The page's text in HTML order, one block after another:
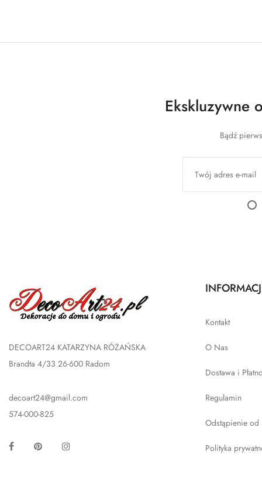
Ekskluzywne
Bądź
DECOART24 KATARZYNA RÓŻAŃSKA
Brandta 4/33 26-600 Radom
decoart24@gmail.com
574-000-825
Facebook Pinterest
Kontakt
O Nas
Dostawa i
Regulamin
Odstąpienie od
Polityka